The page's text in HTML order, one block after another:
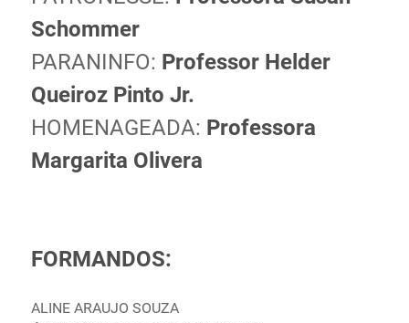
Schommer
PARANINFO: Professor Helder
Queiroz Pinto Jr.
HOMENAGEADA: Professora
Margarita Olivera
FORMANDOS:
ALINE ARAUJO SOUZA